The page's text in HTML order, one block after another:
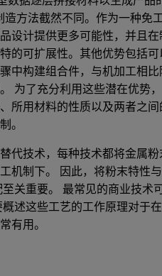
造方法截然不同。作为一种免
设计提供更多可能性，并且在
的可扩展性。其他优势包括可
中构建组合件，与机加工相比
为了充分利用这些潜在优势，
所用材料的性质以及两者之间
。
代技术，每种技术都将金属粉
机制下。 因此，将粉末特性与
关重要。 最常见的商业技术
述这些工艺的工作原理对于在
有用。